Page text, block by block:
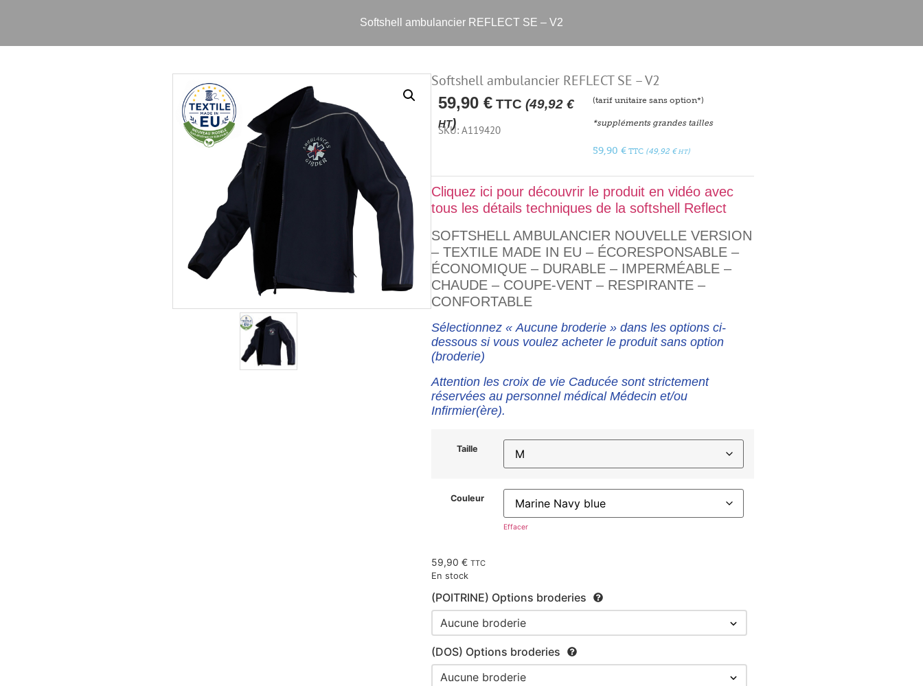
Softshell ambulancier REFLECT SE – V2
Softshell ambulancier REFLECT SE – V2
59,90 €TTC (49,92 €
HT)
(tarif unitaire sans option*)
*suppléments grandes tailles
SKU: A119420
59,90 €TTC(49,92 €HT)
Cliquez ici pour découvrir le produit en vidéo avec
tous les détails techniques de la softshell Reflect
SOFTSHELL AMBULANCIER NOUVELLE VERSION
– TEXTILE MADE IN EU – ÉCORESPONSABLE –
ÉCONOMIQUE – DURABLE – IMPERMÉABLE –
CHAUDE – COUPE-VENT – RESPIRANTE –
CONFORTABLE
Sélectionnez « Aucune broderie » dans les options ci-
dessous si vous voulez acheter le produit sans option
(broderie)
Attention les croix de vie Caducée sont strictement
réservées au personnel médical Médecin et/ou
Infirmier(ère).
Taille
Couleur
Effacer
59,90 € TTC
En stock
(POITRINE) Options broderies
(DOS) Options broderies